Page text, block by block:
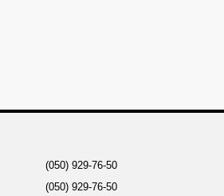
(050) 929-76-50
(050) 929-76-50